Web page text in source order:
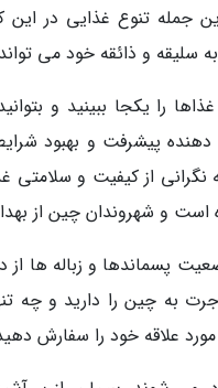
جمله تنوع غذایی در
سلیقه و ذائقه خود می
را یکجا ببینید و
دهنده پیشرفت و بهبود
از کیفیت و سلامتی
و شهروندان چین از
پسماندها و زباله ها
به چین را دارید و چه
علاقه خود را سفارش